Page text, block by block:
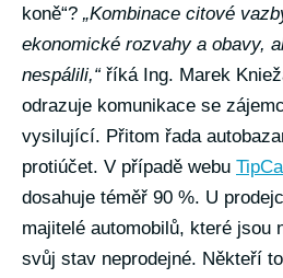
koně“? „Kombinace citové
ekonomické rozvahy a obavy,
nespálili,“říká Ing. Marek
odrazuje komunikace se
vysilující. Přitom řada
protiúčet. V případě webu
dosahuje téměř 90 %. U
majitelé automobilů, které jsou
svůj stav neprodejné. Někteří